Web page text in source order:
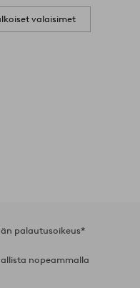
valaisimet
palautusoikeus*
nopeammalla